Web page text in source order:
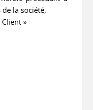
la société,
Client »